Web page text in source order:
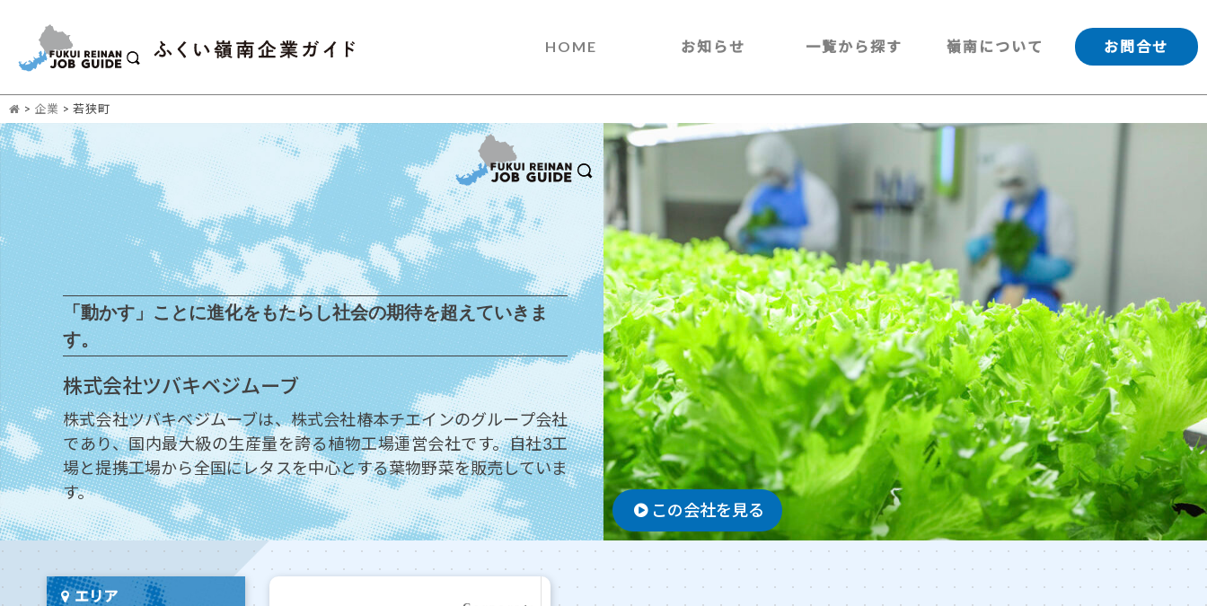
HOME お知らせ 一覧から探す 嶺南について お問合せ
> 企業 > 若狭町
「動かす」ことに進化をもたらし社会の期待を超えていきま
す。
株式会社ツバキベジムーブ
株式会社ツバキベジムーブは、株式会社椿本チエインのグループ会社
であり、国内最大級の生産量を誇る植物工場運営会社です。自社3工
場と提携工場から全国にレタスを中心とする葉物野菜を販売していま
す。
この会社を見る
エリア